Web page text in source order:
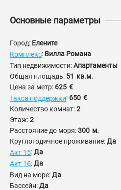
Основные параметры
Город: Елените
Комплекс: Вилла Романа
Тип недвижимости:Апартаменты
Общая площадь: 51 кв.м.
Цена за метр: 625 €
Такса поддержки: 650 €
Количество комнат:2
Этаж:2
Расстояние до моря:300 м.
Круглогодичное проживание:Да
Акт 15:Да
Акт 16:Да
Вид на море:Да
Бассейн:Да